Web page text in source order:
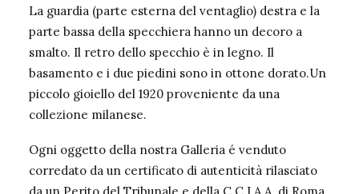
La guardia (parte esterna del ventaglio) destra e la
parte bassa della specchiera hanno un decoro a
smalto. Il retro dello specchio è in legno. Il
basamento e i due piedini sono in ottone dorato.Un
piccolo gioiello del 1920 proveniente da una
collezione milanese.
Ogni oggetto della nostra Galleria é venduto
corredato da un certificato di autenticità rilasciato